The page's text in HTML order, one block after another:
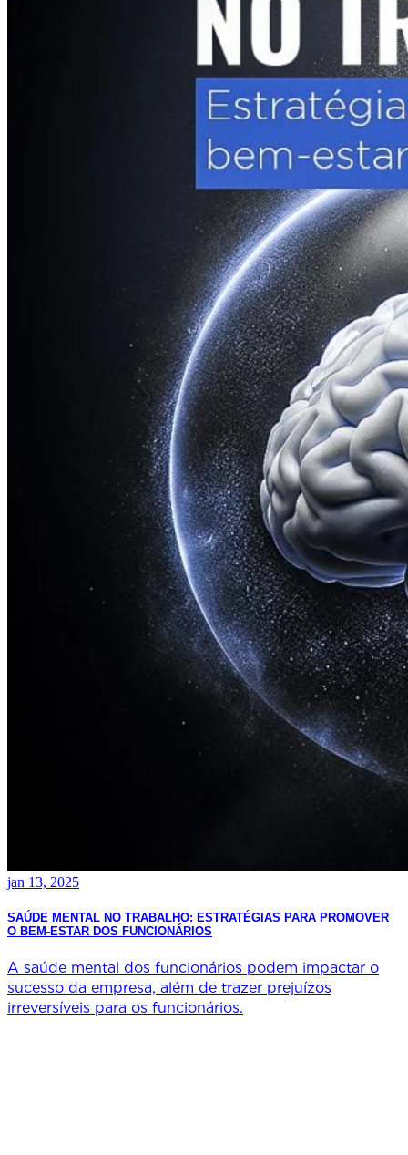
jan 13, 2025
SAÚDE MENTAL NO TRABALHO: ESTRATÉGIAS PARA PROMOVER
O BEM-ESTAR DOS FUNCIONÁRIOS
A saúde mental dos funcionários podem impactar o
sucesso da empresa, além de trazer prejuízos
irreversíveis para os funcionários.